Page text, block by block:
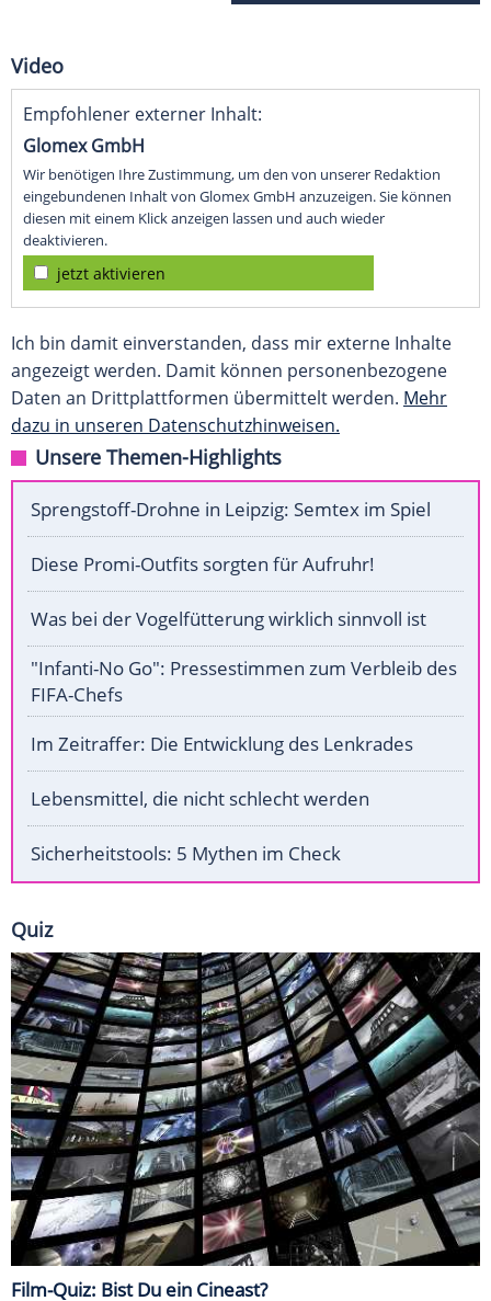
Video
Empfohlener externer Inhalt:
Glomex GmbH
Wir benötigen Ihre Zustimmung, um den von unserer Redaktion
eingebundenen Inhalt von Glomex GmbH anzuzeigen. Sie können
diesen mit einem Klick anzeigen lassen und auch wieder
deaktivieren.
jetzt aktivieren
Ich bin damit einverstanden, dass mir externe Inhalte
angezeigt werden. Damit können personenbezogene
Daten an Drittplattformen übermittelt werden. Mehr
dazu in unseren Datenschutzhinweisen.
Unsere Themen-Highlights
Sprengstoff-Drohne in Leipzig: Semtex im Spiel
Diese Promi-Outfits sorgten für Aufruhr!
Was bei der Vogelfütterung wirklich sinnvoll ist
"Infanti-No Go": Pressestimmen zum Verbleib des
FIFA-Chefs
Im Zeitraffer: Die Entwicklung des Lenkrades
Lebensmittel, die nicht schlecht werden
Sicherheitstools: 5 Mythen im Check
Quiz
Film-Quiz: Bist Du ein Cineast?